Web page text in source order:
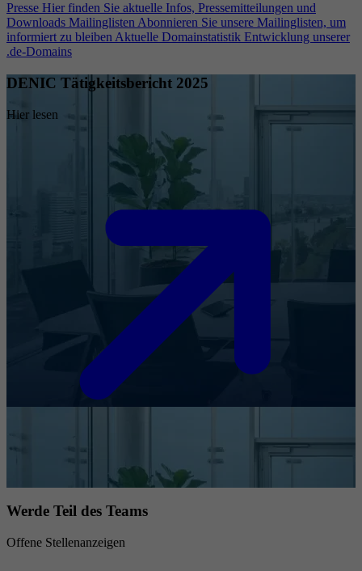
Presse Hier finden Sie aktuelle Infos, Pressemitteilungen und
Downloads Mailinglisten Abonnieren Sie unsere Mailinglisten, um
informiert zu bleiben Aktuelle Domainstatistik Entwicklung unserer
.de-Domains
DENIC Tätigkeitsbericht 2025
Hier lesen
Werde Teil des Teams
Offene Stellenanzeigen